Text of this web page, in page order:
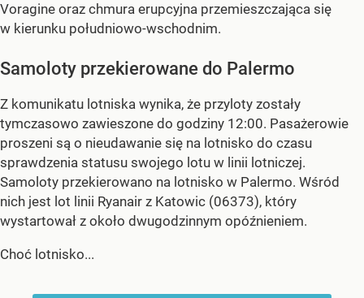
Voragine oraz chmura erupcyjna przemieszczająca się
w kierunku południowo-wschodnim.
Samoloty przekierowane do Palermo
Z komunikatu lotniska wynika, że przyloty zostały
tymczasowo zawieszone do godziny 12:00. Pasażerowie
proszeni są o nieudawanie się na lotnisko do czasu
sprawdzenia statusu swojego lotu w linii lotniczej.
Samoloty przekierowano na lotnisko w Palermo. Wśród
nich jest lot linii Ryanair z Katowic (06373), który
wystartował z około dwugodzinnym opóźnieniem.
Choć lotnisko...